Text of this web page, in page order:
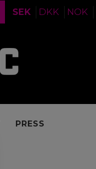
SEK DKK NOK
PRESS